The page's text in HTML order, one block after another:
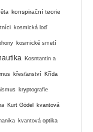
konspirační teorie
kosmická loď
kosmické smetí
Kosntantin a
křesťanství Křída
kryptografie
Kurt Gödel kvantová
kvantová optika